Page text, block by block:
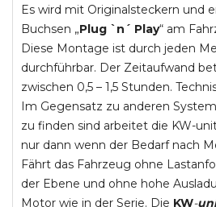
Es wird mit Originalsteckern und
Buchsen „Plug `n´ Play“ am
Diese Montage ist durch jeden
durchführbar. Der Zeitaufwand
zwischen 0,5 – 1,5 Stunden.
Im Gegensatz zu anderen
zu finden sind arbeitet die KW-
nur dann wenn der Bedarf nach
Fährt das Fahrzeug ohne
der Ebene und ohne hohe
Motor wie in der Serie. Die KW-